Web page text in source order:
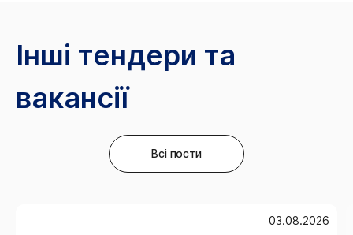
Інші тендери та
вакансії
Всі пости
03.08.2026